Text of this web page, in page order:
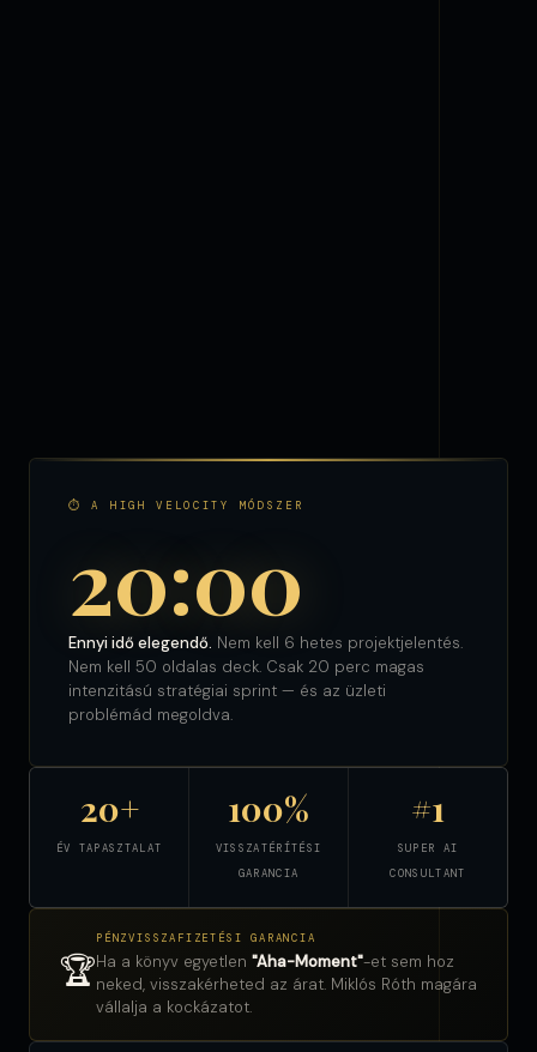
⏱ A HIGH VELOCITY MÓDSZER
20:00
Ennyi idő elegendő. Nem kell 6 hetes projektjelentés.
Nem kell 50 oldalas deck. Csak 20 perc magas
intenzitású stratégiai sprint — és az üzleti
problémád megoldva.
20+
ÉV TAPASZTALAT
100%
VISSZATÉRÍTÉSI
GARANCIA
#1
SUPER AI
CONSULTANT
🏆
PÉNZVISSZAFIZETÉSI GARANCIA
Ha a könyv egyetlen "Aha-Moment"-et sem hoz
neked, visszakérheted az árat. Miklós Róth magára
vállalja a kockázatot.